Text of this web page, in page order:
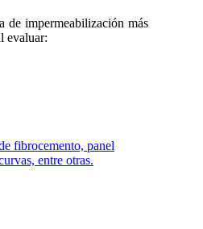
de impermeabilización más
evaluar:
fibrocemento, panel
entre otras.